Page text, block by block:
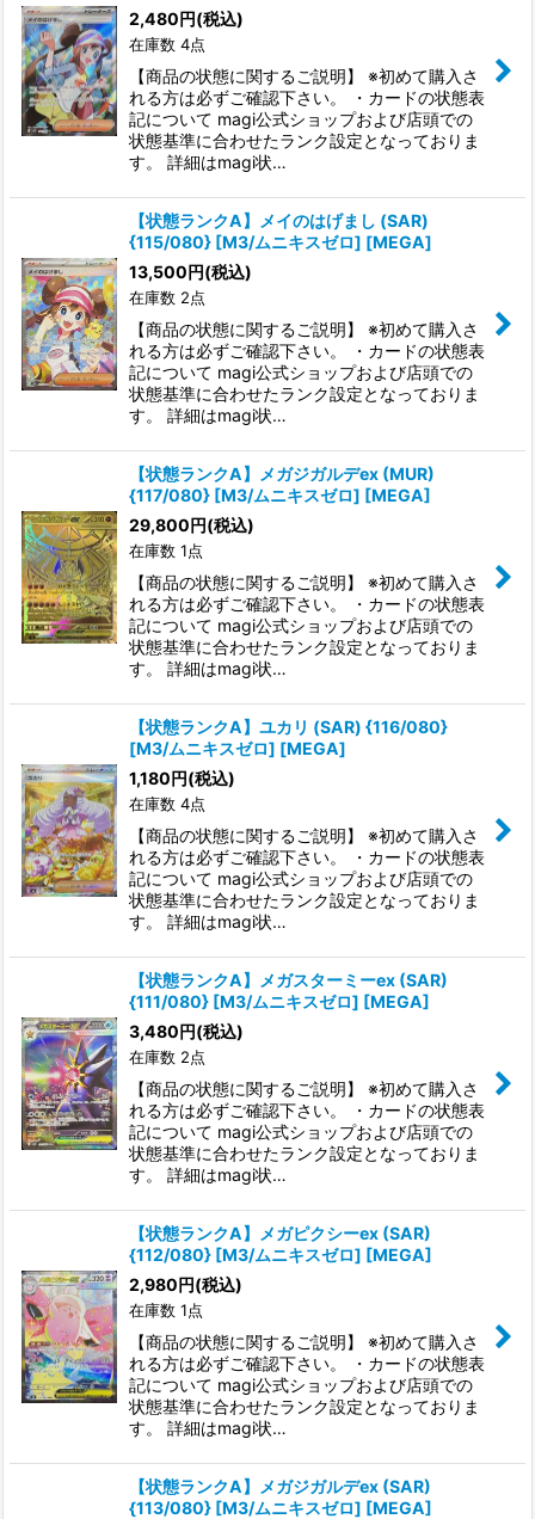
2,480円(税込)
在庫数 4点
【商品の状態に関するご説明】 ※初めて購入さ
れる方は必ずご確認下さい。 ・カードの状態表
記について magi公式ショップおよび店頭での
状態基準に合わせたランク設定となっておりま
す。 詳細はmagi状…
【状態ランクA】メイのはげまし (SAR)
{115/080} [M3/ムニキスゼロ] [MEGA]
13,500円(税込)
在庫数 2点
【商品の状態に関するご説明】 ※初めて購入さ
れる方は必ずご確認下さい。 ・カードの状態表
記について magi公式ショップおよび店頭での
状態基準に合わせたランク設定となっておりま
す。 詳細はmagi状…
【状態ランクA】メガジガルデex (MUR)
{117/080} [M3/ムニキスゼロ] [MEGA]
29,800円(税込)
在庫数 1点
【商品の状態に関するご説明】 ※初めて購入さ
れる方は必ずご確認下さい。 ・カードの状態表
記について magi公式ショップおよび店頭での
状態基準に合わせたランク設定となっておりま
す。 詳細はmagi状…
【状態ランクA】ユカリ (SAR) {116/080}
[M3/ムニキスゼロ] [MEGA]
1,180円(税込)
在庫数 4点
【商品の状態に関するご説明】 ※初めて購入さ
れる方は必ずご確認下さい。 ・カードの状態表
記について magi公式ショップおよび店頭での
状態基準に合わせたランク設定となっておりま
す。 詳細はmagi状…
【状態ランクA】メガスターミーex (SAR)
{111/080} [M3/ムニキスゼロ] [MEGA]
3,480円(税込)
在庫数 2点
【商品の状態に関するご説明】 ※初めて購入さ
れる方は必ずご確認下さい。 ・カードの状態表
記について magi公式ショップおよび店頭での
状態基準に合わせたランク設定となっておりま
す。 詳細はmagi状…
【状態ランクA】メガピクシーex (SAR)
{112/080} [M3/ムニキスゼロ] [MEGA]
2,980円(税込)
在庫数 1点
【商品の状態に関するご説明】 ※初めて購入さ
れる方は必ずご確認下さい。 ・カードの状態表
記について magi公式ショップおよび店頭での
状態基準に合わせたランク設定となっておりま
す。 詳細はmagi状…
【状態ランクA】メガジガルデex (SAR)
{113/080} [M3/ムニキスゼロ] [MEGA]